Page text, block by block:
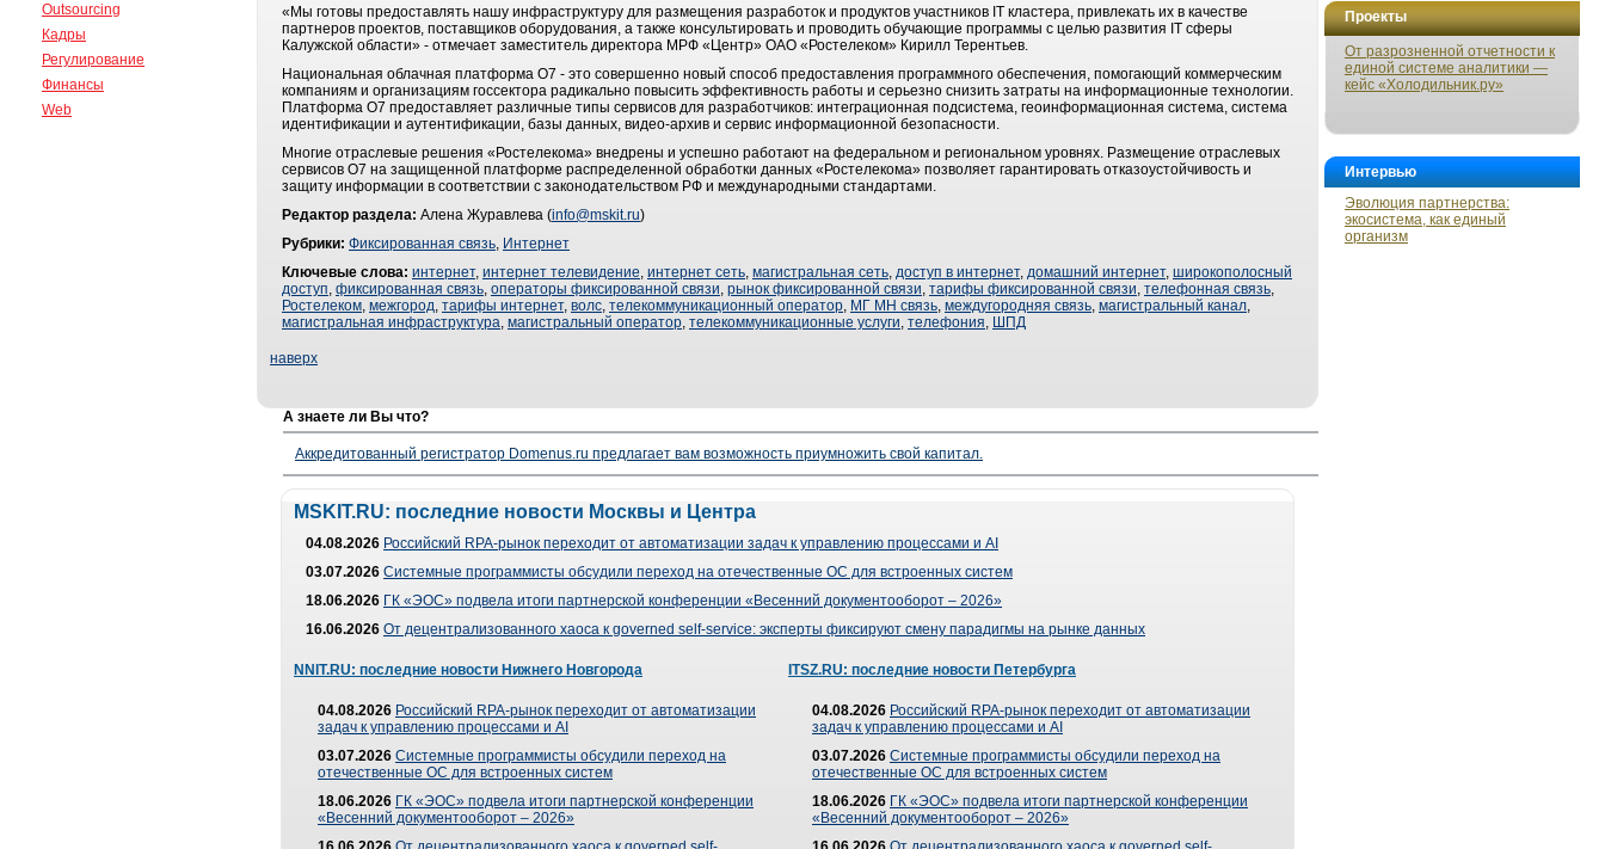
Outsourcing
Кадры
Регулирование
Финансы
Web
Проекты
От разрозненной отчетности к
единой системе аналитики —
кейс «Холодильник.ру»
Интервью
Эволюция партнерства:
экосистема, как единый
организм
«Мы готовы предоставлять нашу инфраструктуру для размещения разработок и продуктов участников IT кластера, привлекать их в качестве
партнеров проектов, поставщиков оборудования, а также консультировать и проводить обучающие программы с целью развития IT сферы
Калужской области» - отмечает заместитель директора МРФ «Центр» ОАО «Ростелеком» Кирилл Терентьев.
Национальная облачная платформа О7 - это совершенно новый способ предоставления программного обеспечения, помогающий коммерческим
компаниям и организациям госсектора радикально повысить эффективность работы и серьезно снизить затраты на информационные технологии.
Платформа О7 предоставляет различные типы сервисов для разработчиков: интеграционная подсистема, геоинформационная система, система
идентификации и аутентификации, базы данных, видео-архив и сервис информационной безопасности.
Многие отраслевые решения «Ростелекома» внедрены и успешно работают на федеральном и региональном уровнях. Размещение отраслевых
сервисов О7 на защищенной платформе распределенной обработки данных «Ростелекома» позволяет гарантировать отказоустойчивость и
защиту информации в соответствии с законодательством РФ и международными стандартами.
Редактор раздела: Алена Журавлева (info@mskit.ru)
Рубрики: Фиксированная связь, Интернет
Ключевые слова: интернет, интернет телевидение, интернет сеть, магистральная сеть, доступ в интернет, домашний интернет, широкополосный
доступ, фиксированная связь, операторы фиксированной связи, рынок фиксированной связи, тарифы фиксированной связи, телефонная связь,
Ростелеком, межгород, тарифы интернет, волс, телекоммуникационный оператор, МГ МН связь, междугородняя связь, магистральный канал,
магистральная инфраструктура, магистральный оператор, телекоммуникационные услуги, телефония, ШПД
наверх
А знаете ли Вы что?
Аккредитованный регистратор Domenus.ru предлагает вам возможность приумножить свой капитал.
MSKIT.RU: последние новости Москвы и Центра
04.08.2026 Российский RPA-рынок переходит от автоматизации задач к управлению процессами и AI
03.07.2026 Системные программисты обсудили переход на отечественные ОС для встроенных систем
18.06.2026 ГК «ЭОС» подвела итоги партнерской конференции «Весенний документооборот – 2026»
16.06.2026 От децентрализованного хаоса к governed self-service: эксперты фиксируют смену парадигмы на рынке данных
NNIT.RU: последние новости Нижнего Новгорода
04.08.2026 Российский RPA-рынок переходит от автоматизации
задач к управлению процессами и AI
03.07.2026 Системные программисты обсудили переход на
отечественные ОС для встроенных систем
18.06.2026 ГК «ЭОС» подвела итоги партнерской конференции
«Весенний документооборот – 2026»
ITSZ.RU: последние новости Петербурга
04.08.2026 Российский RPA-рынок переходит от автоматизации
задач к управлению процессами и AI
03.07.2026 Системные программисты обсудили переход на
отечественные ОС для встроенных систем
18.06.2026 ГК «ЭОС» подвела итоги партнерской конференции
«Весенний документооборот – 2026»